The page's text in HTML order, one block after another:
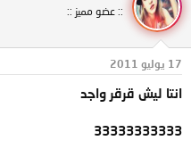
:: عضو مميز ::
17 يوليو 2011
انتا ليش قرقر واجد
33333333333